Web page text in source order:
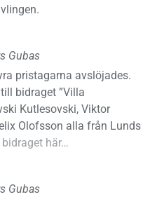
Gubas
pristagarna avslöjades.
bidraget ”Villa
Kutlesovski, Viktor
Olofsson alla från Lunds
bidraget här…
Gubas